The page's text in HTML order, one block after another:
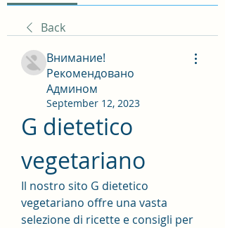
Back
Внимание!
Рекомендовано
Админом
September 12, 2023
G dietetico
vegetariano
Il nostro sito G dietetico
vegetariano offre una vasta
selezione di ricette e consigli per